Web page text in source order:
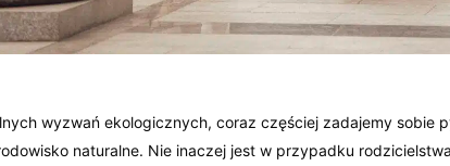
wyzwań ekologicznych, coraz częściej zadajemy sobie
naturalne. Nie inaczej jest w przypadku